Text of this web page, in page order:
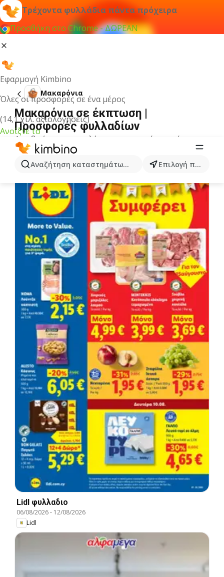
Τρέχοντα φυλλάδια πάντα πρόχειρα
Προσθήκη στο Chrome - ΔΩΡΕΑΝ
Εφαρμογή Kimbino
Όλες οι προσφορές σε ένα μέρος
(14,1 χιλ. αξιολογήσεις)
Ανοίξτε το
Αναζήτηση καταστημάτων, κατηγοριών, προϊόντων...
Επιλογή πόλης
Μακαρόνια
Μακαρόνια σε έκπτωση |
Προσφορές φυλλαδίων
Δεν βρήκαμε αποτελέσματα για αυτόν τον όρο.
Άλλα φυλλάδια από την κατηγορία
Lidl φυλλαδιο
06/08/2026- 12/08/2026
Lidl